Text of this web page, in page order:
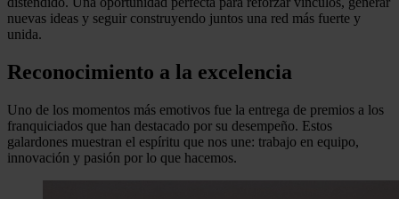
nuevas ideas y seguir construyendo juntos una red más fuerte y
unida.
Reconocimiento a la excelencia
Uno de los momentos más emotivos fue la entrega de premios a los
franquiciados que han destacado por su desempeño. Estos
galardones muestran el espíritu que nos une: trabajo en equipo,
innovación y pasión por lo que hacemos.